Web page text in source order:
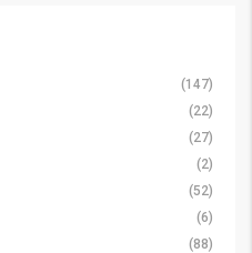
(147)
(22)
(27)
(2)
(52)
(6)
(88)